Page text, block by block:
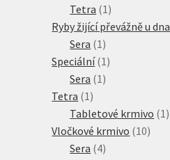
produkty
Tetra 1 1
produkt
Ryby žijící převážně u dna
Sera 1 1
produkt
Speciální 1 1
Sera 1 1
Tetra 1 1
produkt
Tabletové krmivo 1 1
Vločkové krmivo 1010
Sera 44